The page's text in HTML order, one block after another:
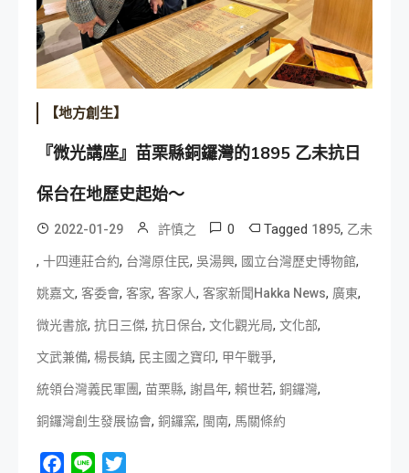
【地方創生】
『微光講座』苗栗縣銅鑼灣的1895 乙未抗日
保台在地歷史起始～
2022-01-29 許慎之 0 Tagged 1895, 乙未
, 十四連莊合約, 台灣原住民, 吳湯興, 國立台灣歷史博物館,
姚嘉文, 客委會, 客家, 客家人, 客家新聞Hakka News, 廣東,
微光書旅, 抗日三傑, 抗日保台, 文化觀光局, 文化部,
文武兼備, 楊長鎮, 民主國之寶印, 甲午戰爭,
統領台灣義民軍團, 苗栗縣, 謝昌年, 賴世若, 銅鑼灣,
銅鑼灣創生發展協會, 銅鑼窯, 閩南, 馬關條約
Facebook
Line